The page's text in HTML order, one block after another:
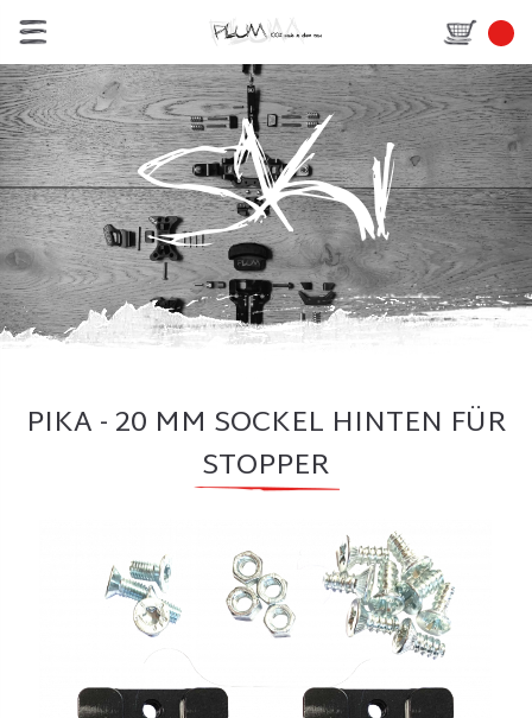
PIKA - 20 MM SOCKEL HINTEN FÜR
STOPPER